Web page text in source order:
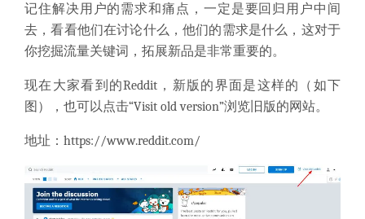
记住解决用户的需求和痛点，一定是要回归用户中间
去，看看他们在讨论什么，他们的需求是什么，这对于
你挖掘流量关键词，拓展新品是非常重要的。
现在大家看到的Reddit，新版的界面是这样的（如下
图），也可以点击“Visit old version”浏览旧版的网站。
地址： https://www.reddit.com/